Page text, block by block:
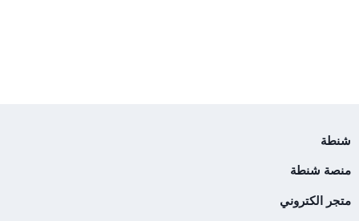
شنطة
منصة شنطة
متجر الكتروني